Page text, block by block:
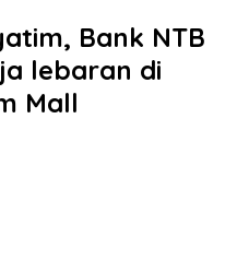
Bank NTB
lebaran di
Mall